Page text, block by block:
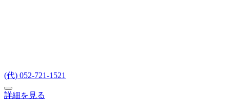
(代) 052-721-1521
詳細を見る